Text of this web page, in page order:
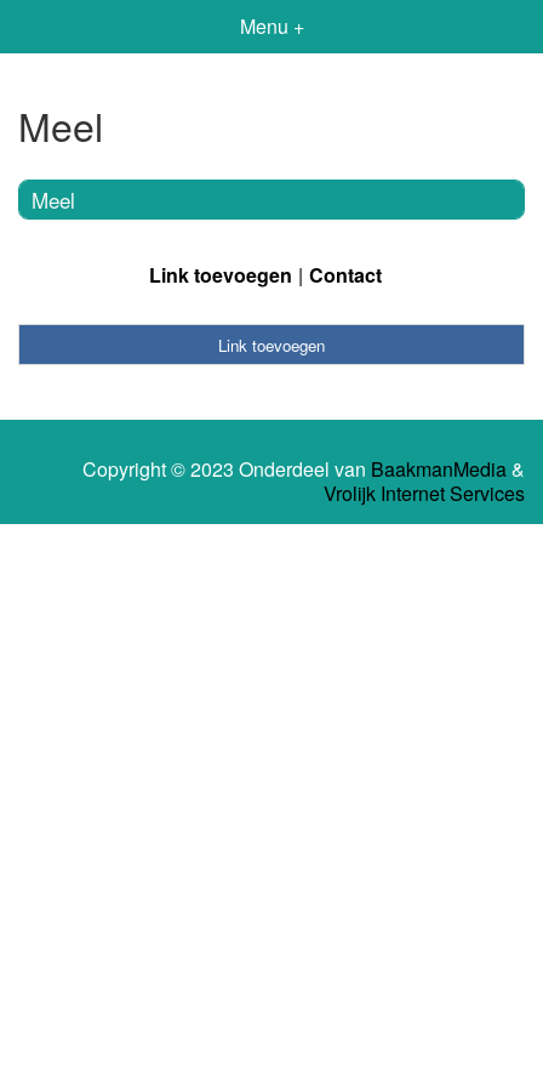
Menu +
Meel
Meel
Link toevoegen Contact
Link toevoegen
Copyright © 2023 Onderdeel van BaakmanMedia&
Vrolijk Internet Services